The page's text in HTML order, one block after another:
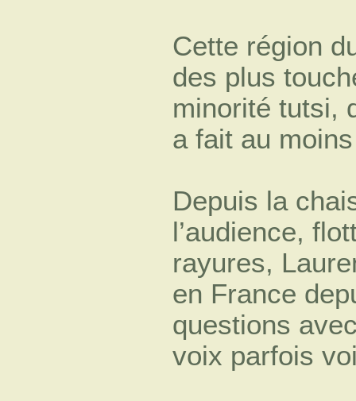
Cette région
des plus
minorité tutsi,
a fait au
Depuis la
l’audience,
rayures,
en France
questions
voix parfois